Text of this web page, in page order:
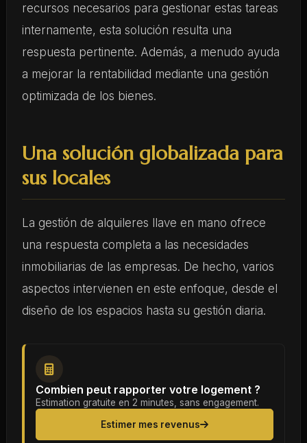
recursos necesarios para gestionar estas tareas
internamente, esta solución resulta una
respuesta pertinente. Además, a menudo ayuda
a mejorar la rentabilidad mediante una gestión
optimizada de los bienes.
Una solución globalizada para
sus locales
La gestión de alquileres llave en mano ofrece
una respuesta completa a las necesidades
inmobiliarias de las empresas. De hecho, varios
aspectos intervienen en este enfoque, desde el
diseño de los espacios hasta su gestión diaria.
Combien peut rapporter votre logement ?
Estimation gratuite en 2 minutes, sans engagement.
Estimer mes revenus